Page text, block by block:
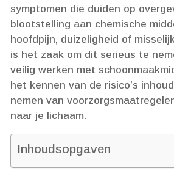
symptomen die duiden op
blootstelling aan chemische
hoofdpijn, duizeligheid of
is het zaak om dit serieus te
veilig werken met
het kennen van de risico’s
nemen van
naar je lichaam.​
Inhoudsopgaven